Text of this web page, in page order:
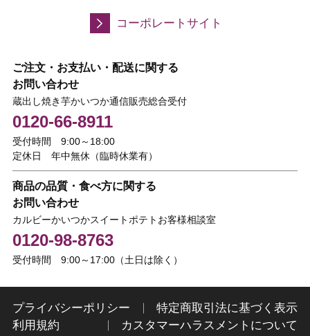
コーポレートサイト
ご注文・お支払い・配送に関する
お問い合わせ
蔵出し焼き芋かいつか通信販売総合受付
0120-66-8911
受付時間 9:00～18:00
定休日 年中無休（臨時休業有）
商品の品質・食べ方に関する
お問い合わせ
カルビーかいつかスイートポテトお客様相談室
0120-98-8763
受付時間 9:00～17:00（土日は除く）
プライバシーポリシー
特定商取引法に基づく表示
利用規約
カスタマーハラスメントについて